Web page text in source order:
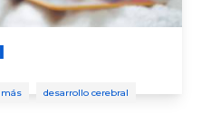
desarrollo cerebral